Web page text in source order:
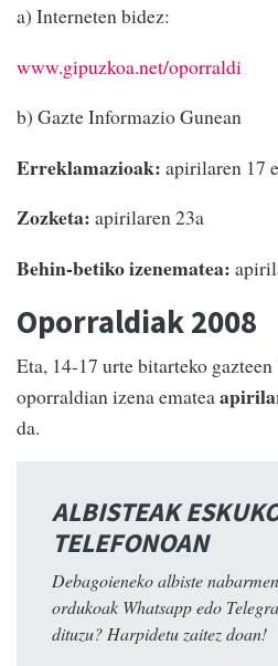
a) Interneten bidez:
www.gipuzkoa.net/oporraldi
b) Gazte Informazio Gunean
Erreklamazioak: apirilaren 17
Zozketa: apirilaren 23a
Behin-betiko izenematea:
Oporraldiak 2008
Eta, 14-17 urte bitarteko
oporraldian izena ematea
da.
ALBISTEAK
TELEFONOAN
Debagoieneko albiste
ordukoak Whatsapp edo
dituzu? Harpidetu zaitez doan!